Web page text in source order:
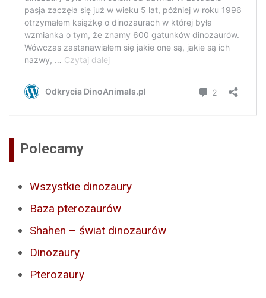
Polecamy
Wszystkie dinozaury
Baza pterozaurów
Shahen – świat dinozaurów
Dinozaury
Pterozaury